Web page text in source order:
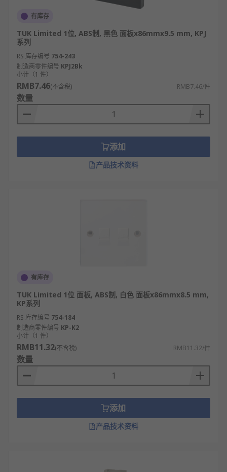
有库存
TUK Limited 1位, ABS制, 黑色 面板x86mmx9.5 mm, KPJ
系列
RS 库存编号 754-243
制造商零件编号 KPJ2Bk
小计（1 件）
RMB7.46(不含税) RMB7.46/件
数量
添加
产品技术资料
有库存
TUK Limited 1位 面板, ABS制, 白色 面板x86mmx8.5 mm,
KP系列
RS 库存编号 754-184
制造商零件编号 KP-K2
小计（1 件）
RMB11.32(不含税) RMB11.32/件
数量
添加
产品技术资料